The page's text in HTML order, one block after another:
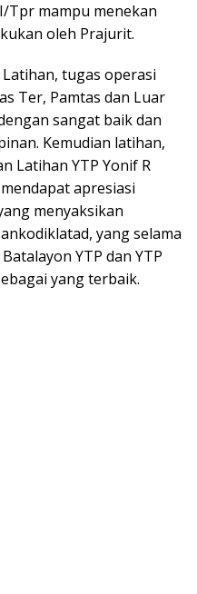
Tpr mampu menekan
oleh Prajurit.
tugas operasi
Ter, Pamtas dan Luar
sangat baik dan
Kemudian latihan,
Latihan YTP Yonif R
apresiasi
menyaksikan
yang selama
YTP dan YTP
yang terbaik.